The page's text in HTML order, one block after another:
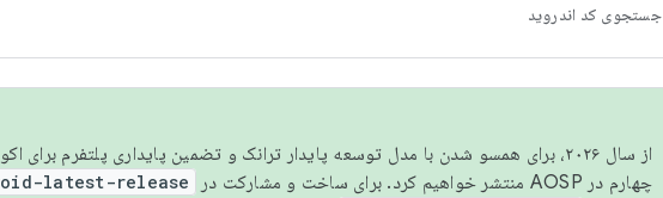
جستجوی کد اندروید
از سال ۲۰۲۶، برای همسو شدن با مدل توسعه پایدار ترانک و تضمین پایداری پلتفرم
چهارم در AOSP منتشر خواهیم کرد. برای ساخت و مشارکت در AOSP،
latest-release